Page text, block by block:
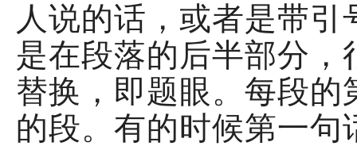
人说的话，或者是带
是在段落的后半部分
替换，即题眼。每段
的段。有的时候第一